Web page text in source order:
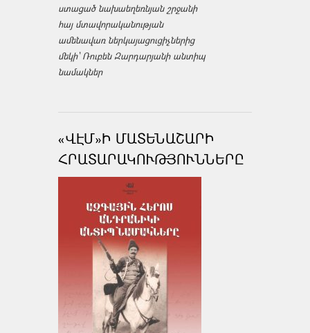
ստացած նախաեղեռնյան շրջանի
հայ մտավորականության
ամենավառ ներկայացուցիչներից
մեկի՝ Ռուբեն Զարդարյանի անտիպ
նամակներ
«ՎԷՄ»Ի ՄԱՏԵՆԱՇԱՐԻ
ՀՐԱՏԱՐԱԿՈՒԹՅՈՒՆՆԵՐԸ